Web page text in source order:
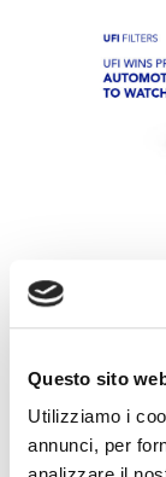
Questo sito
Utilizziamo i
annunci, per